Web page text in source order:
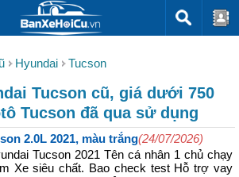
Hyundai Tucson
Tucson cũ, giá dưới 750
Tucson đã qua sử dụng
2.0L 2021, màu trắng(24/07/2026)
Tucson 2021 Tên cá nhân 1 chủ chạy
Xe siêu chất. Bao check test Hỗ trợ vay